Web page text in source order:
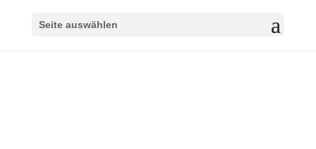
Seite auswählen